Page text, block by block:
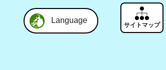
Language